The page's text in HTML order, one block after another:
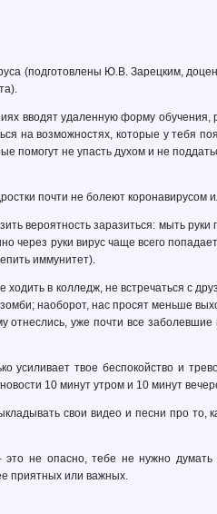
(подготовлены Ю.В. Зарецким,
вводят удаленную форму
на возможностях, которые у тебя
не упасть духом и не
почти не болеют коронавирусом
вероятность заразиться: мыть
через руки вирус чаще всего
иммунитет).
в колледж, не встречаться с
наоборот, нас просят меньше
уже почти все
твое беспокойство и
10 минут утром и 10 минут
свои видео и песни про то,
не опасно, тебе не нужно
приятных или важных.